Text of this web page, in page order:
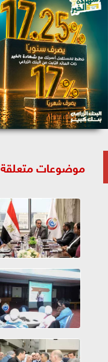
موضوعات متعلقة